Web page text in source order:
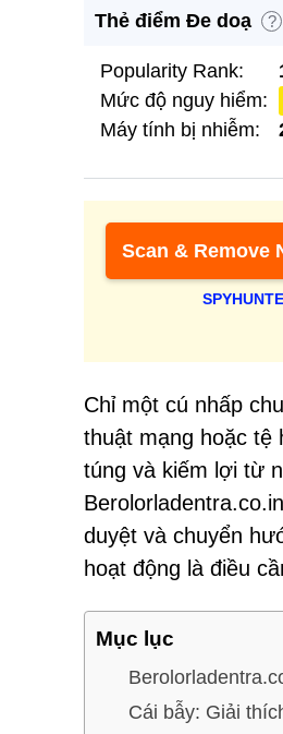
Thẻ điểm Đe doạ ?
Popularity Rank:
Mức độ nguy hiểm:
Máy tính bị nhiễm:
Scan & Remove
Chỉ một cú nhấp
thuật mạng hoặc tệ
túng và kiếm lợi từ
duyệt và chuyển
hoạt động là điều
Mục lục
Cái bẫy: Giải